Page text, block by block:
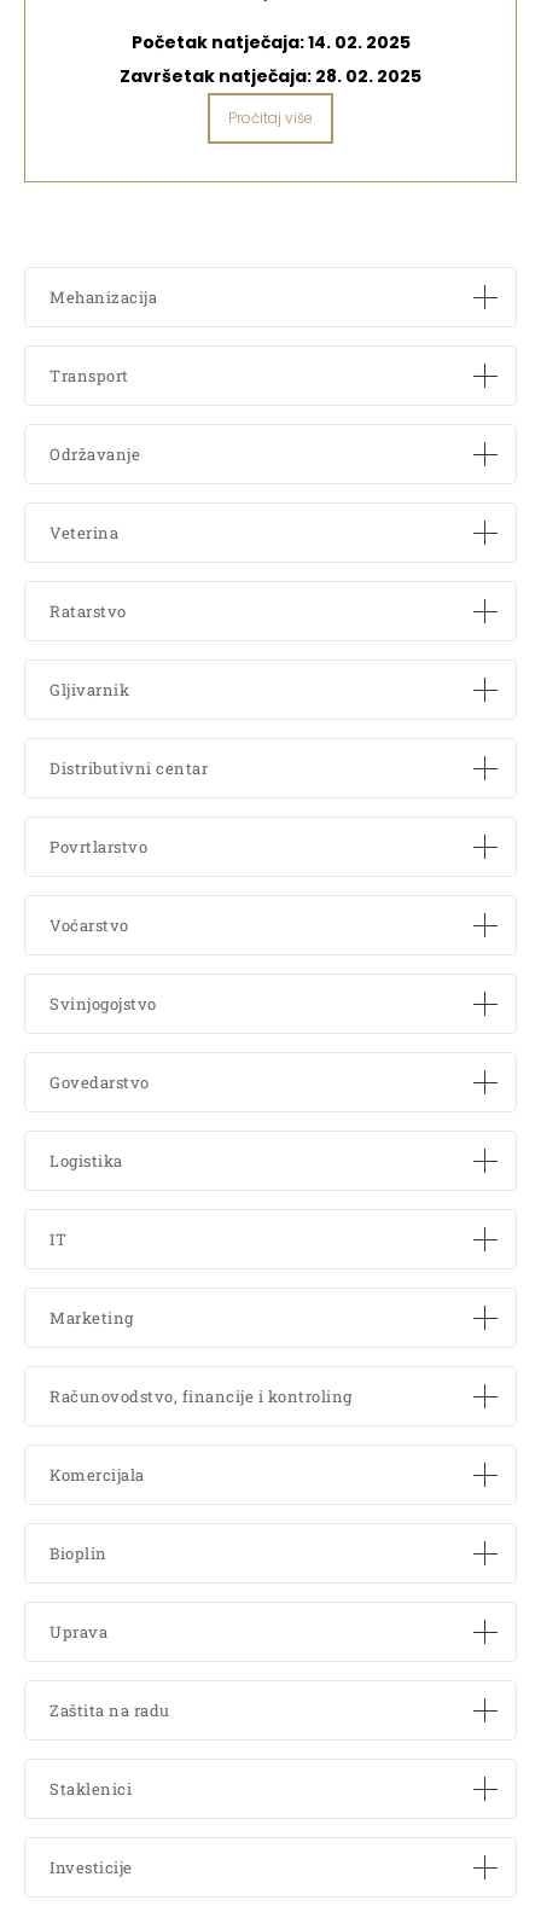
Početak natječaja:14. 02. 2025
Završetak natječaja: 28. 02. 2025
Pročitaj više
Mehanizacija
Transport
Održavanje
Veterina
Ratarstvo
Gljivarnik
Distributivni centar
Povrtlarstvo
Voćarstvo
Svinjogojstvo
Govedarstvo
Logistika
IT
Marketing
Računovodstvo, financije i kontroling
Komercijala
Bioplin
Uprava
Zaštita na radu
Staklenici
Investicije